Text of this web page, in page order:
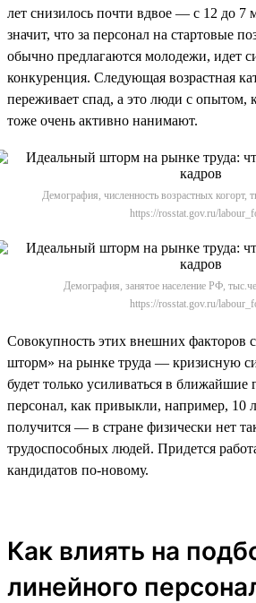
лет снизилось почти вдвое — с 12 до 7
значит, что за персонал на стартовые
обычно предлагаются молодежи, идет
конкуренция. Следующая возрастная
переживает спад, а это люди с опытом,
тоже очень активно нанимают.
Демография, численность возрастных когорт,
https://rosstat.gov.ru/
Демография, занятое население РФ,
https://rosstat.gov.ru/
Совокупность этих внешних факторов
шторм» на рынке труда — кризисную
будет только усиливаться в ближайшие
персонал, как привыкли, например, 10
получится — в стране физически нет
трудоспособных людей. Придется
кандидатов по-новому.
Как влиять на
линейного